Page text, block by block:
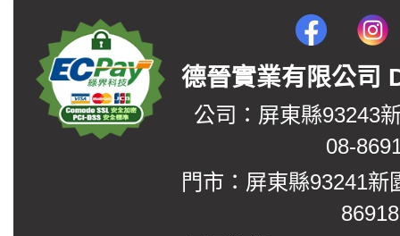
德晉實業有限公
公司：屏東縣93243
08-
門市：屏東縣93241